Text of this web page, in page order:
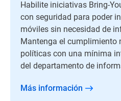
Habilite iniciativas Bring-
con seguridad para poder
móviles sin necesidad de
Mantenga el cumplimiento
políticas con una mínima
del departamento de
Más información